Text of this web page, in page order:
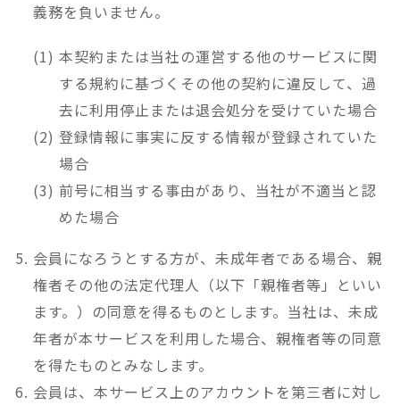
義務を負いません。
本契約または当社の運営する他のサービスに関
する規約に基づくその他の契約に違反して、過
去に利用停止または退会処分を受けていた場合
登録情報に事実に反する情報が登録されていた
場合
前号に相当する事由があり、当社が不適当と認
めた場合
会員になろうとする方が、未成年者である場合、親
権者その他の法定代理人（以下「親権者等」といい
ます。）の同意を得るものとします。当社は、未成
年者が本サービスを利用した場合、親権者等の同意
を得たものとみなします。
会員は、本サービス上のアカウントを第三者に対し